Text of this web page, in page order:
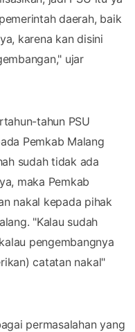
daerah, baik
karena kan disini
ujar
tahun PSU
Pemkab Malang
sudah tidak ada
maka Pemkab
nakal kepada pihak
"Kalau sudah
pengembangnya
catatan nakal"
permasalahan yang